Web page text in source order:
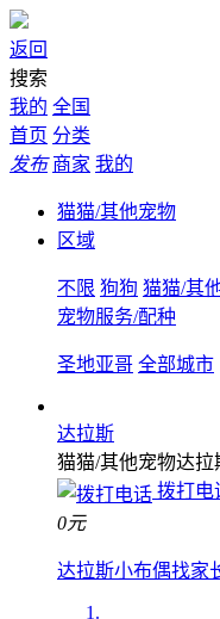
返回
搜索
我的 全国
首页 分类
发布 商家 我的
猫猫/其他宠物
区域
不限 狗狗 猫猫/其
宠物服务/配种
圣地亚哥 全部城市
达拉斯
猫猫/其他宠物达拉
拨打电
0元
达拉斯小布偶找家